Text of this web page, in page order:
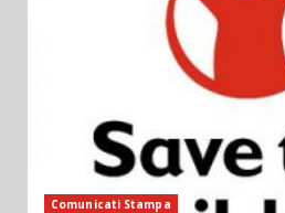
Comunicati Stampa